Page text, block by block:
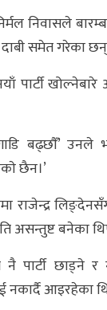
निवासले
दाबी समेत गरेका
पार्टी
बढ्छाैँ’ उनले
छैन।’
राजेन्द्र
असन्तुष्ट बनेका
पार्टी छाड्ने र
नकार्दै आइरहेका